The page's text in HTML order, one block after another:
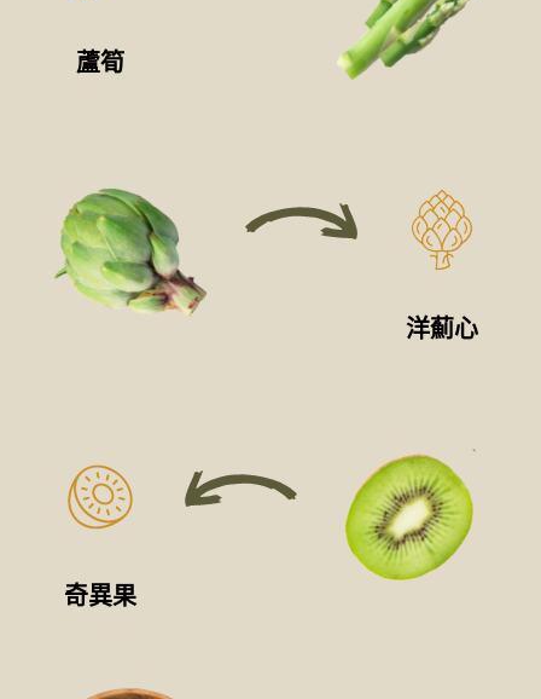
蘆筍
洋薊心
奇異果